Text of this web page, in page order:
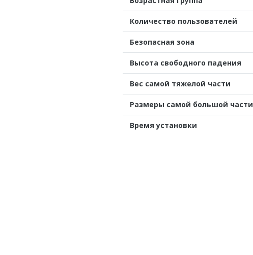
Количество пользователей
Безопасная зона
Высота свободного падения
Вес самой тяжелой части
Размеры самой большой части
Время установки